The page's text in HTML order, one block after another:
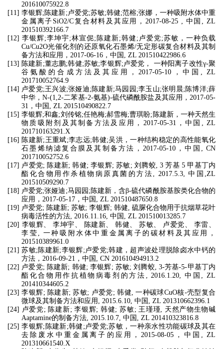
201610075922.8
[11]李银辉; 陈建新; 卢爱党;苏敏;韩健;范榕;张娜，一种吸附水体中重
金属离子 SiO2/C复合材料及其应用，2017-08-25 , 中国 , ZL
201510392166.7
[12] 李银辉;李坤宇;林宣伲; 陈建新;韩健 ; 卢爱党;苏敏，一种负载
Cu/Cu2O光催化剂的还原氧化石墨烯/无定形碳复合材料及其制
备方法和应用， 2017-06-16 ，中国 , ZL 201510422986.6
[13] 陈建新;董志鹏;韩健;苏敏;李银辉; 卢爱党， 一种阳离子改性γ‑聚
谷氨酸的合成方法及其应用，2017-05-10 ，中国 , ZL
201710052764.9
[14] 卢爱党;王兴波;张娅迪; 陈建新;马园园 ;李玉山;张明晨; 陈博洋;薛
中华，N‑(1,2‑二苯基‑2‑氨基)‑硫代磷酰胺盐及其应用，2017-05-
31 ，中国 , ZL 201510490822.7
[15]李银辉;和鑫;刘传铭;任艳梅;郝雪梅;曹琪盼; 陈建新，一种天然生
物质吸附剂及其制备方法及应用， 2017-05-31 ，中国 , ZL
201710163291.X
[16] 陈建新;王重斌;李志远;韩健;吴洪，一种结构稳定的高性能氧化
石墨烯纳滤复合膜及其制备方法， 2017-05-10，中国 , CN
201710052752.6
[17] 卢爱党; 陈建新;韩健;李银辉;苏敏; 刘腾蛟, 3芳基5 甲基丁内
酯化合物用作杀植物病原真菌的方法 , 2017.5.3, 中国 ,ZL
201510509290.7
[18] 卢爱党;张娅迪 ;马园园 ; 陈建新，含β‑硫代磷酰胺基胺类化合物的
应用， 2017-05-17 ，中国 , ZL 201510487650.8
[19] 卢爱党; 陈建新; 苏敏; 李银辉; 韩健, 硫脲化合物用于抗烟草花叶
病毒活性的方法, 2016.11.16, 中国 , ZL 201510013285.7
[20] 李银辉、 李坤宇、 陈建新、 韩健、 苏敏、 卢爱党、 李雷、
李莹 , 一种吸附水体中重金属离子的碳材料及其应用，
201510389961.0
[21]苏敏; 陈建新;李银辉; 卢爱党;韩建，超声波处理脱除卤水中钙的
方法， 2016-09-21 ，中国 , CN 201610494913.2
[22] 卢爱党; 陈建新; 韩健;李银辉; 苏敏;刘腾蛟, 3-芳基-5-甲基丁内
酯化合物用作抗植物病毒剂的方法 , 2016.1.20,中国 , ZL
201410344605.2
[23]李银辉; 陈建新;苏敏; 卢爱党;韩健,一种碳球CuO核-壳型复合
微球及其制备方法和应用 , 2015.6.10, 中国 , ZL 201310662396.1
[24] 卢爱党; 陈建新;李银辉;韩健;苏敏;王瑾瑾, 天然产物生物碱
Aaptamine的制备方法, 2015.10.7, 中国 , ZL 201410323816.8
[25]李银辉; 陈建新;韩健 ; 卢爱党;苏敏，一种亲水性功能碳球及其在
去除废水中重金属离子的应用，2015-08-05 ，中国 , ZL
201310661540.X